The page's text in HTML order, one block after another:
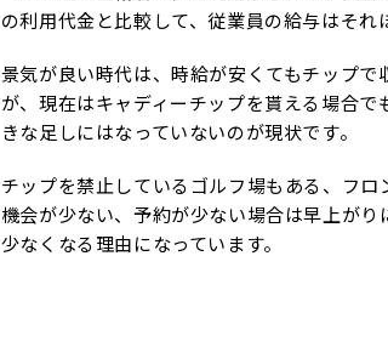
の利用代金と比較して、従業員の給与はそれ
景気が良い時代は、時給が安くてもチップ
が、現在はキャディーチップを貰える場合
きな足しにはなっていないのが現状です。
チップを禁止しているゴルフ場もある、フ
機会が少ない、予約が少ない場合は早上が
少なくなる理由になっています。